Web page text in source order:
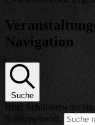
Navigation
Suche
Bitte Schlüsselwort
Schlüsselwort.